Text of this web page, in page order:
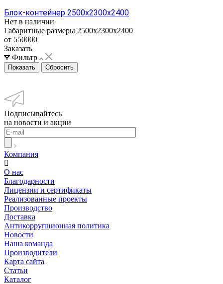
Блок-контейнер 2500х2300х2400
Нет в наличии
Габаритные размеры 2500х2300х2400
от 550000
Заказать
Фильтр
Сбросить
Подписывайтесь
на новости и акции
Компания
О нас
Благодарности
Лицензии и сертификаты
Реализованные проекты
Производство
Доставка
Антикоррупционная политика
Новости
Наша команда
Производители
Карта сайта
Статьи
Каталог